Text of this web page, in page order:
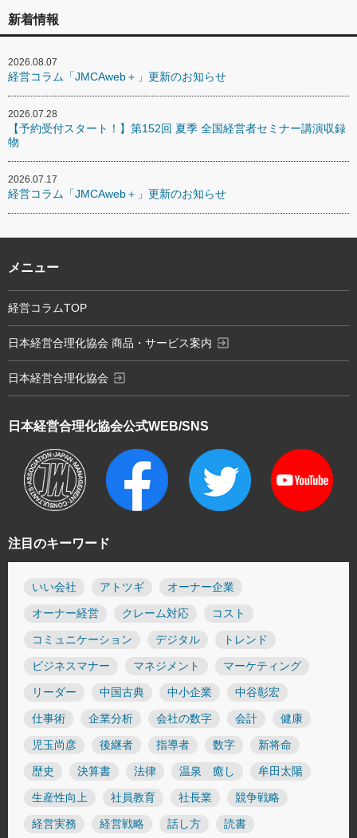
新着情報
2026.08.07
経営コラム「JMCAweb＋」更新のお知らせ
2026.07.28
【予約受付スタート！】第152回 夏季 全国経営者セミナー講演収録
物
2026.07.17
経営コラム「JMCAweb＋」更新のお知らせ
注目のキーワード
いい会社 アトツギ オーナー企業
オーナー経営 クレーム対応 コスト
コミュニケーション デジタル トレンド
ビジネスマナー マネジメント マーケティング
リーダー 中国古典 中小企業 中谷彰宏
仕事術 企業分析 会社の数字 会計 健康
児玉尚彦 後継者 指導者 数字 新将命
歴史 決算書 法律 温泉 癒し 牟田太陽
生産性向上 社員教育 社長業 競争戦略
経営実務 経営戦略 話し方 読書
日本経営合理化協会公式WEB/SNS
メニュー
経営コラムTOP
日本経営合理化協会 商品・サービス案内 exit_to_app
日本経営合理化協会 exit_to_app